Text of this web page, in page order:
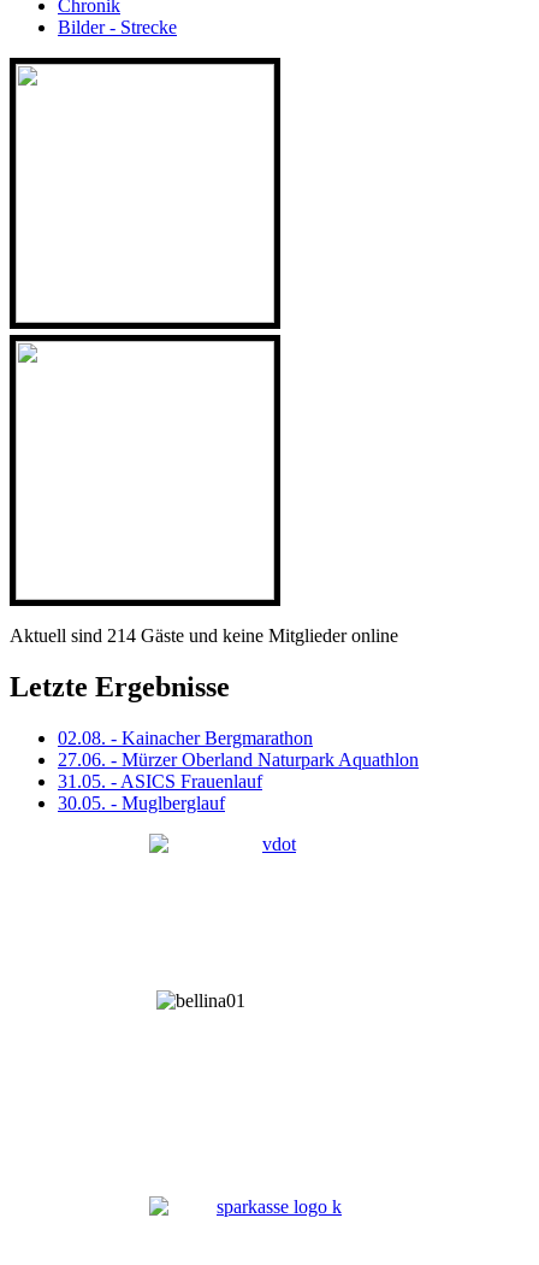
Chronik
Bilder - Strecke
Aktuell sind 214 Gäste und keine Mitglieder online
Letzte Ergebnisse
02.08. - Kainacher Bergmarathon
27.06. - Mürzer Oberland Naturpark Aquathlon
31.05. - ASICS Frauenlauf
30.05. - Muglberglauf